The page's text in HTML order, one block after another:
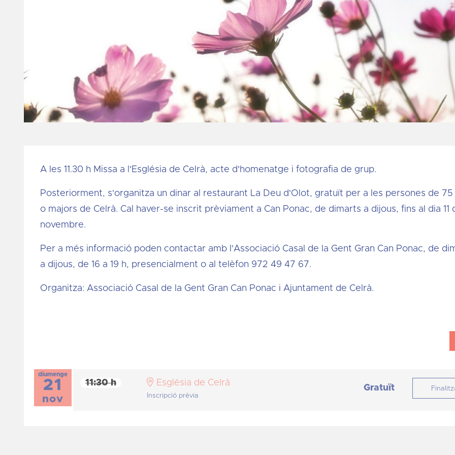
A les 11.30 h Missa a l'Església de Celrà, acte d'homenatge i fotografia de grup.
Posteriorment, s'organitza un dinar al restaurant La Deu d'Olot, gratuït per a les persones de 75
o majors de Celrà. Cal haver-se inscrit prèviament a Can Ponac, de dimarts a dijous, fins al dia 11
novembre.
Per a més informació poden contactar amb l'Associació Casal de la Gent Gran Can Ponac, de
a dijous, de 16 a 19 h, presencialment o al telèfon 972 49 47 67.
Organitza: Associació Casal de la Gent Gran Can Ponac i Ajuntament de Celrà.
diumenge
21
nov
11:30 h Església de Celrà
Inscripció prèvia
Gratuït